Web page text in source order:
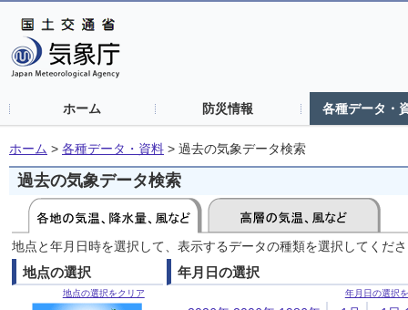
ホーム 防災情報 各種データ・
ホーム > 各種データ・資料 > 過去の気象データ検索
過去の気象データ検索
地点と年月日時を選択して、表示するデータの種類を選択してくだ
地点の選択
地点の選択をクリア
年月日の選択
年月日の選択